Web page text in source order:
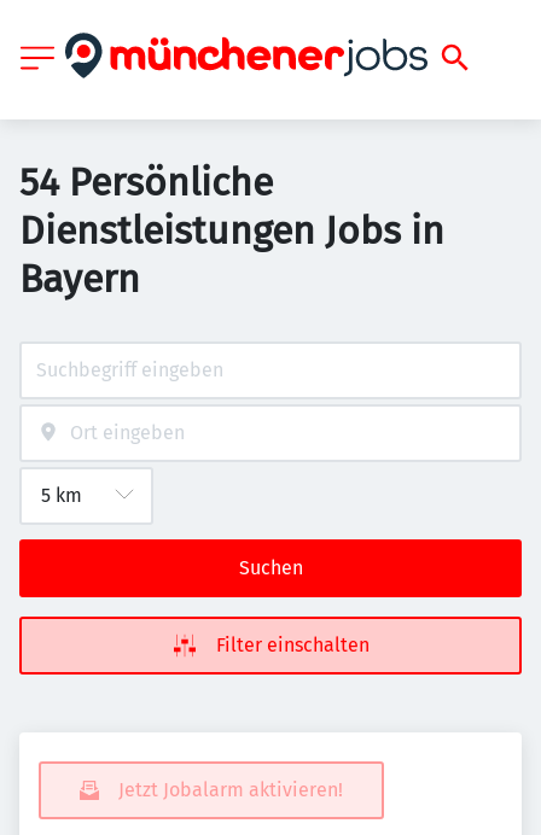
54 Persönliche
Dienstleistungen Jobs in
Bayern
Suchen
Filter einschalten
Jetzt Jobalarm aktivieren!